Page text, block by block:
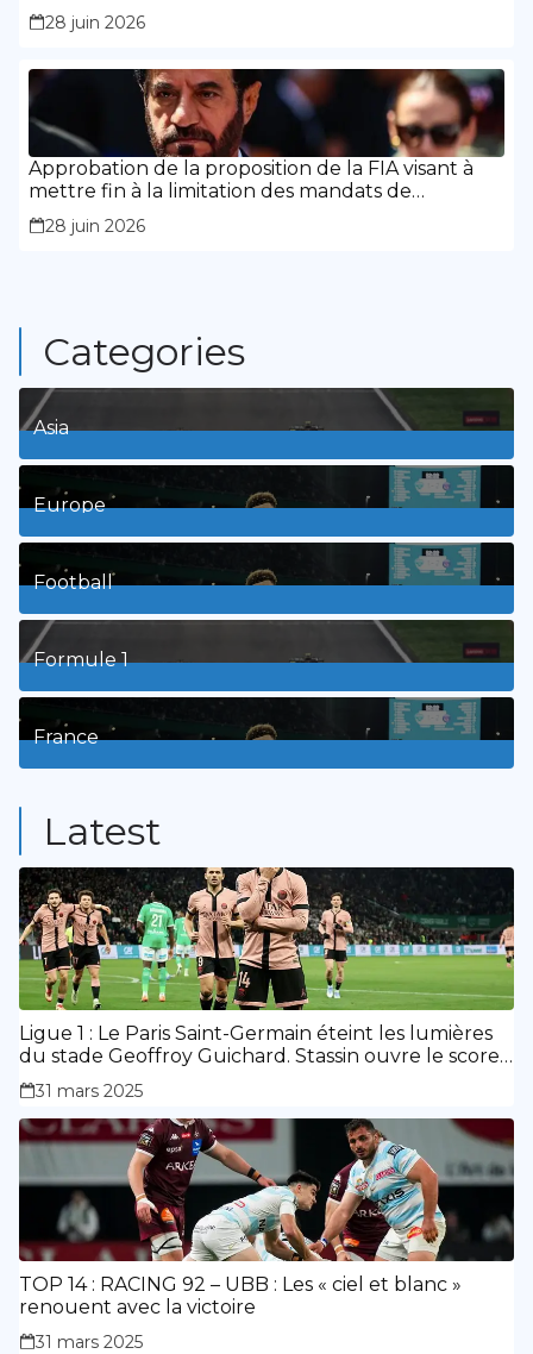
28 juin 2026
Approbation de la proposition de la FIA visant à
mettre fin à la limitation des mandats de
présidence
28 juin 2026
Categories
Asia
1Posts
Europe
3Posts
Football
8Posts
Formule 1
3Posts
France
Latest
Ligue 1 : Le Paris Saint-Germain éteint les lumières
du stade Geoffroy Guichard. Stassin ouvre le score,
doublé de Doué.
31 mars 2025
TOP 14 : RACING 92 – UBB : Les « ciel et blanc »
renouent avec la victoire
31 mars 2025